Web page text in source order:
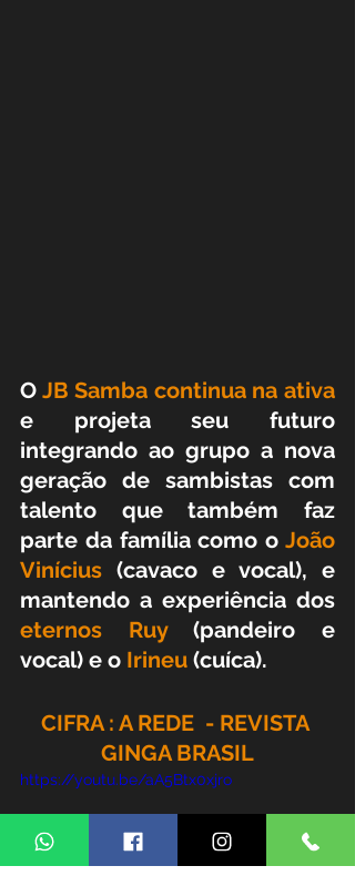
O JB Samba continua na ativa
e projeta seu futuro
integrando ao grupo a nova
geração de sambistas com
talento que também faz
parte da família como o João
Vinícius (cavaco e vocal), e
eternos Ruy (pandeiro e
vocal) e o Irineu (cuíca).
CIFRA : A REDE  - REVISTA
GINGA BRASIL
https://youtu.be/aA5Btx0xjro